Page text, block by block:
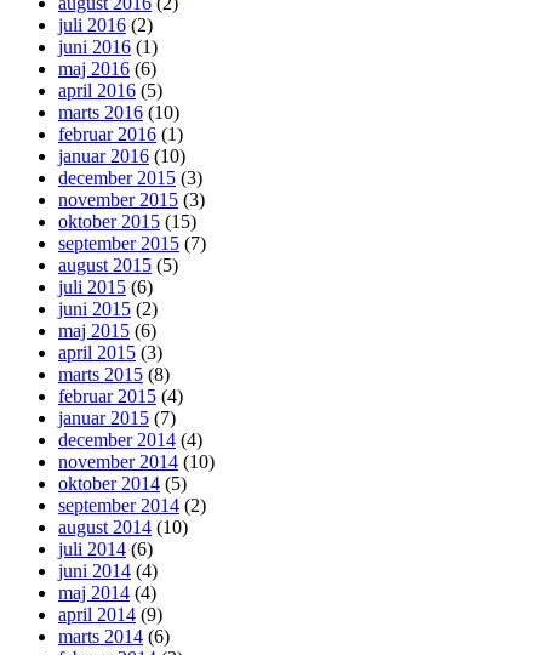
juli 2016 (2)
juni 2016 (1)
maj 2016 (6)
april 2016 (5)
marts 2016 (10)
februar 2016 (1)
januar 2016 (10)
december 2015 (3)
november 2015 (3)
oktober 2015 (15)
september 2015 (7)
august 2015 (5)
juli 2015 (6)
juni 2015 (2)
maj 2015 (6)
april 2015 (3)
marts 2015 (8)
februar 2015 (4)
januar 2015 (7)
december 2014 (4)
november 2014 (10)
oktober 2014 (5)
september 2014 (2)
august 2014 (10)
juli 2014 (6)
juni 2014 (4)
maj 2014 (4)
april 2014 (9)
marts 2014 (6)